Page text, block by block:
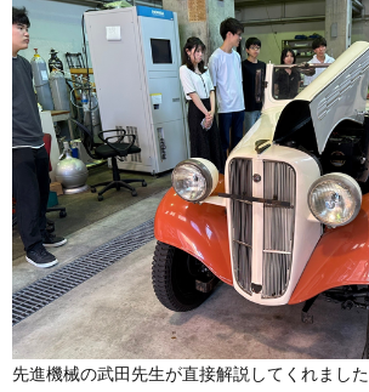
先進機械の武田先生が直接解説してくれました